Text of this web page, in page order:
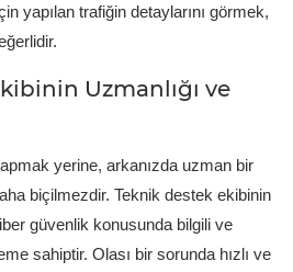
yapılan trafiğin detaylarını görmek,
Uzmanlığı ve
yerine, arkanızda uzman bir
biçilmezdir. Teknik destek ekibinin
güvenlik konusunda bilgili ve
sahiptir. Olası bir sorunda hızlı ve